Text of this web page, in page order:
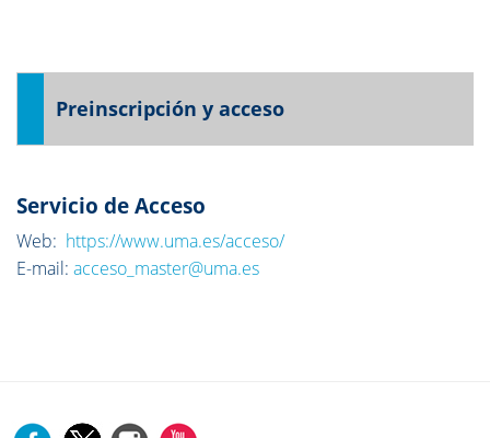
Preinscripción y acceso
Servicio de Acceso
Web: https://www.uma.es/acceso/
E-mail: acceso_master@uma.es